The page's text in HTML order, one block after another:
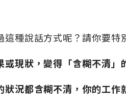
種說話方式呢？請你要特
現狀，變得「含糊不清」
況都含糊不清，你的工作